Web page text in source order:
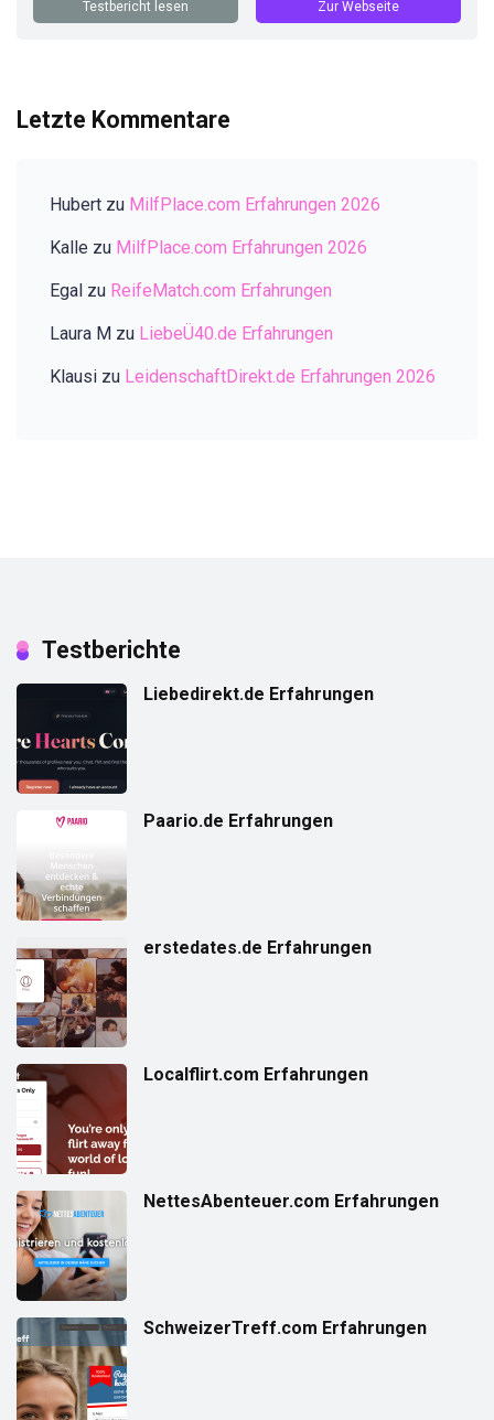
Testbericht lesen Zur Webseite
Letzte Kommentare
Hubert zu MilfPlace.com Erfahrungen 2026
Kalle zu MilfPlace.com Erfahrungen 2026
Egal zu ReifeMatch.com Erfahrungen
Laura M zu LiebeÜ40.de Erfahrungen
Klausi zu LeidenschaftDirekt.de Erfahrungen 2026
Testberichte
Liebedirekt.de Erfahrungen
Paario.de Erfahrungen
erstedates.de Erfahrungen
Localflirt.com Erfahrungen
NettesAbenteuer.com Erfahrungen
SchweizerTreff.com Erfahrungen